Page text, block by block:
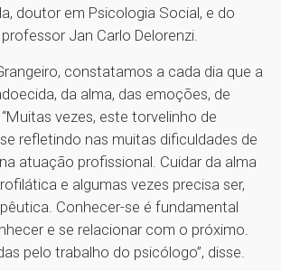
doutor em Psicologia Social, e do
Jan Carlo Delorenzi.
constatamos a cada dia que a
da alma, das emoções, de
vezes, este torvelinho de
refletindo nas muitas dificuldades de
atuação profissional. Cuidar da alma
e algumas vezes precisa ser,
Conhecer-se é fundamental
e se relacionar com o próximo.
pelo trabalho do psicólogo”, disse.